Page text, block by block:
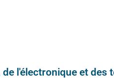
l'électronique et